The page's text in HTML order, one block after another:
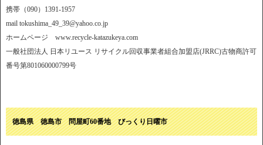
携帯（090）1391-1957
mail tokushima_49_39@yahoo.co.jp
ホームページ www.recycle-katazukeya.com
一般社団法人 日本リユース リサイクル回収事業者組合加盟店(JRRC)古物商許可
番号第801060000799号
徳島県 徳島市 問屋町60番地 びっくり日曜市